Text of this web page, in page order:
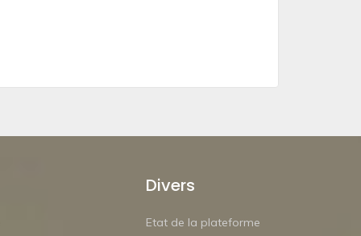
Divers
Etat de la plateforme